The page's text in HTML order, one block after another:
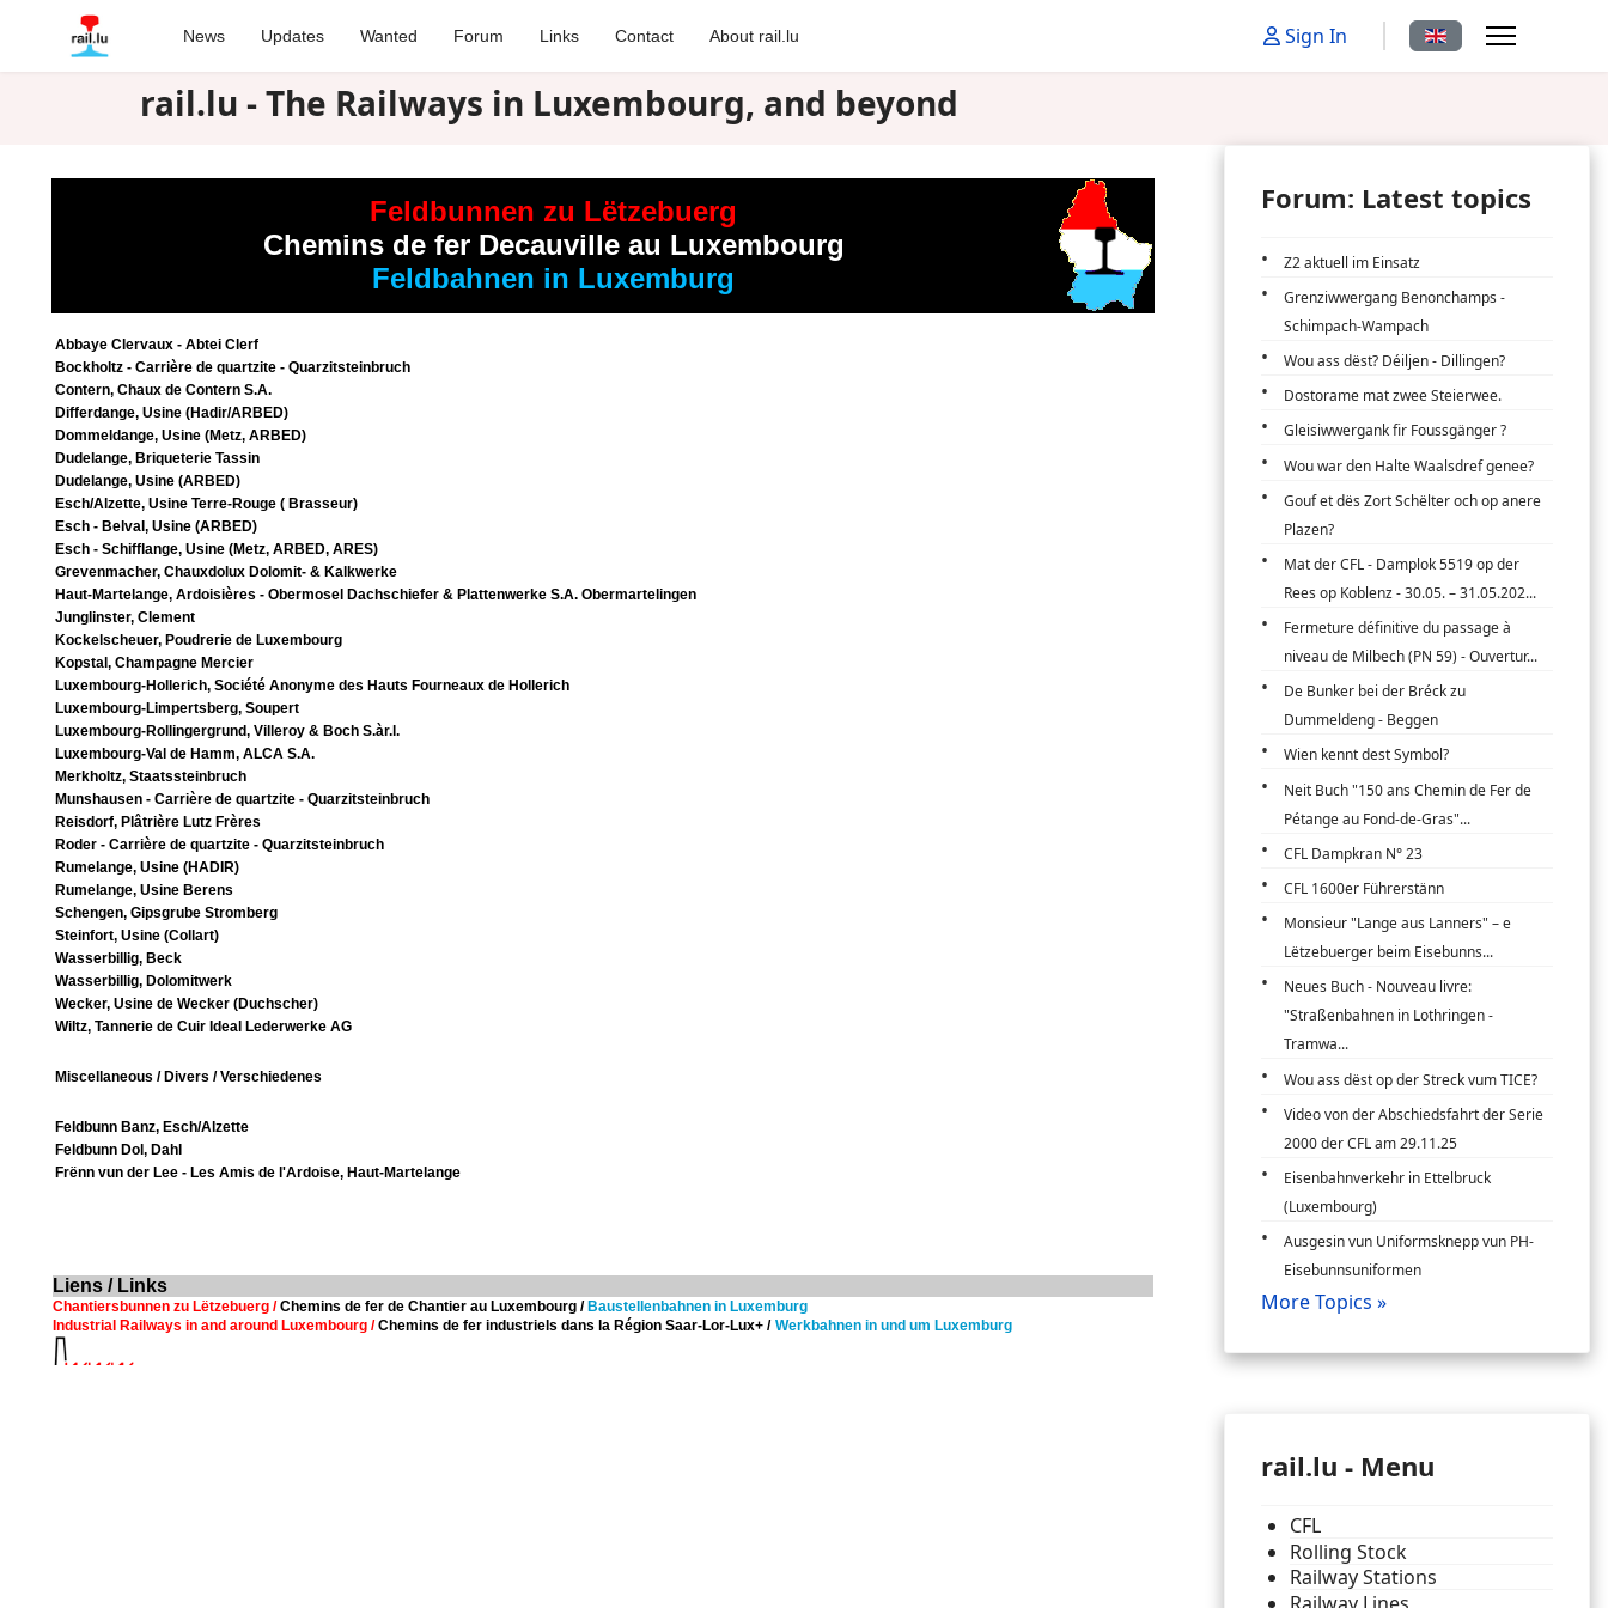
News Updates Wanted Forum Links Contact About rail.lu Sign In Select your language
rail.lu - The Railways in Luxembourg, and beyond
Forum: Latest topics
Z2 aktuell im Einsatz
Grenziwwergang Benonchamps -
Schimpach-Wampach
Wou ass dëst? Déiljen - Dillingen?
Dostorame mat zwee Steierwee.
Gleisiwwergank fir Foussgänger ?
Wou war den Halte Waalsdref genee?
Gouf et dës Zort Schëlter och op anere
Plazen?
Mat der CFL - Damplok 5519 op der
Rees op Koblenz - 30.05. – 31.05.202...
Fermeture définitive du passage à
niveau de Milbech (PN 59) - Ouvertur...
De Bunker bei der Bréck zu
Dummeldeng - Beggen
Wien kennt dest Symbol?
Neit Buch "150 ans Chemin de Fer de
Pétange au Fond-de-Gras"...
CFL Dampkran N° 23
CFL 1600er Führerstänn
Monsieur "Lange aus Lanners" – e
Lëtzebuerger beim Eisebunns...
Neues Buch - Nouveau livre:
"Straßenbahnen in Lothringen -
Tramwa...
Wou ass dëst op der Streck vum TICE?
Video von der Abschiedsfahrt der Serie
2000 der CFL am 29.11.25
Eisenbahnverkehr in Ettelbruck
(Luxembourg)
Ausgesin vun Uniformsknepp vun PH-
Eisebunnsuniformen
More Topics »
rail.lu - Menu
CFL
Rolling Stock
Railway Stations